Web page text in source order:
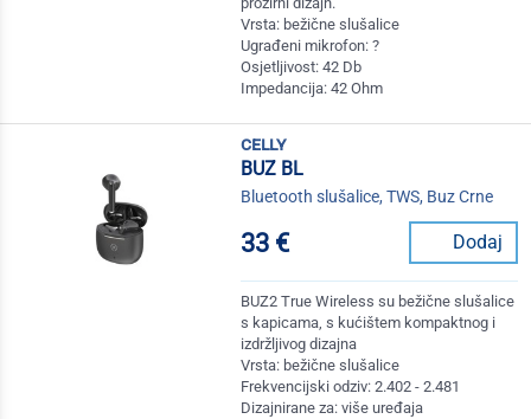
Vrsta: bežične slušalice
Ugrađeni mikrofon: ?
Osjetljivost: 42 Db
Impedancija: 42 Ohm
celly
BUZ BL
Bluetooth slušalice, TWS, Buz Crne
33 € Dodaj
BUZ2 True Wireless su bežične slušalice
s kapicama, s kućištem kompaktnog i
izdržljivog dizajna
Vrsta: bežične slušalice
Frekvencijski odziv: 2.402 - 2.481
Dizajnirane za: više uređaja